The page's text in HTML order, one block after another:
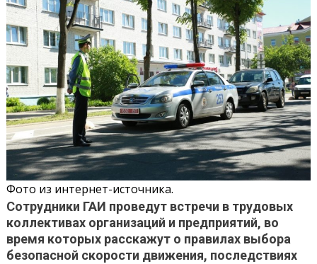
Фото из интернет-источника.
Сотрудники ГАИ проведут встречи в трудовых
коллективах организаций и предприятий, во
время которых расскажут о правилах выбора
безопасной скорости движения, последствиях